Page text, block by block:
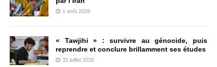
1 août 2026
« Tawjihi » : survivre au génocide, puis
reprendre et conclure brillamment ses études
31 juillet 2026